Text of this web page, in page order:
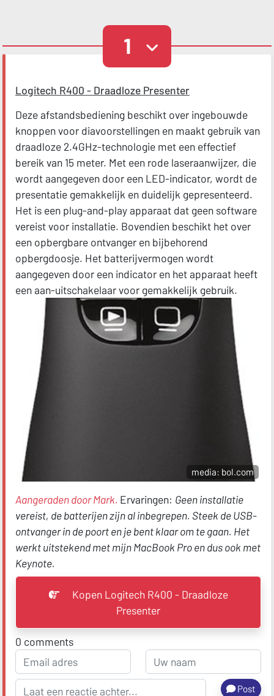
1
Logitech R400 - Draadloze Presenter
Deze afstandsbediening beschikt over ingebouwde
knoppen voor diavoorstellingen en maakt gebruik van
draadloze 2.4GHz-technologie met een effectief
bereik van 15 meter. Met een rode laseraanwijzer, die
wordt aangegeven door een LED-indicator, wordt de
presentatie gemakkelijk en duidelijk gepresenteerd.
Het is een plug-and-play apparaat dat geen software
vereist voor installatie. Bovendien beschikt het over
een opbergbare ontvanger en bijbehorend
opbergdoosje. Het batterijvermogen wordt
aangegeven door een indicator en het apparaat heeft
een aan-uitschakelaar voor gemakkelijk gebruik.
media: bol.com
Aangeraden door Mark. Ervaringen: Geen installatie
vereist, de batterijen zijn al inbegrepen. Steek de USB-
ontvanger in de poort en je bent klaar om te gaan. Het
werkt uitstekend met mijn MacBook Pro en dus ook met
Keynote.
Kopen Logitech R400 - Draadloze
Presenter
0 comments
Post